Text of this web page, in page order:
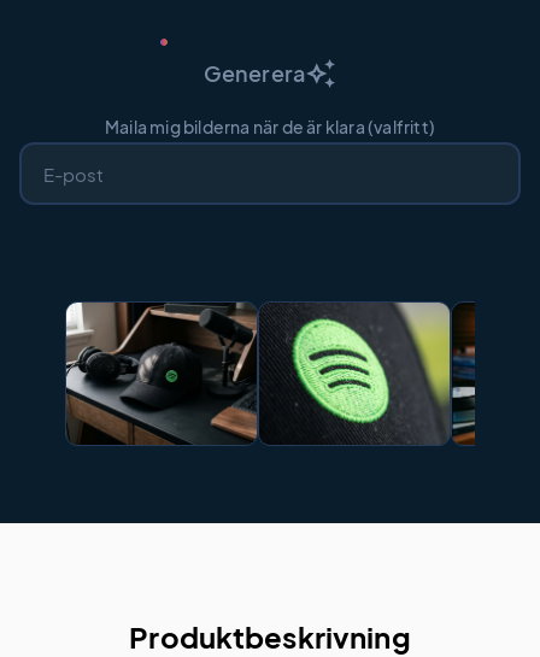
Genereraauto_awesome
Maila mig bilderna när de är klara (valfritt)
Produktbeskrivning